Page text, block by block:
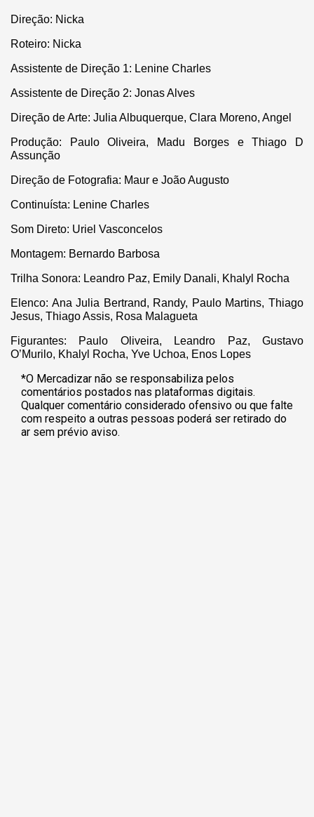
Direção: Nicka
Roteiro: Nicka
Assistente de Direção 1: Lenine Charles
Assistente de Direção 2: Jonas Alves
Direção de Arte: Julia Albuquerque, Clara Moreno, Angel
Produção: Paulo Oliveira, Madu Borges e Thiago D
Assunção
Direção de Fotografia: Maur e João Augusto
Continuísta: Lenine Charles
Som Direto: Uriel Vasconcelos
Montagem: Bernardo Barbosa
Trilha Sonora: Leandro Paz, Emily Danali, Khalyl Rocha
Elenco: Ana Julia Bertrand, Randy, Paulo Martins, Thiago
Jesus, Thiago Assis, Rosa Malagueta
Figurantes: Paulo Oliveira, Leandro Paz, Gustavo
O’Murilo, Khalyl Rocha, Yve Uchoa, Enos Lopes
*O Mercadizar não se responsabiliza pelos
comentários postados nas plataformas digitais.
Qualquer comentário considerado ofensivo ou que falte
com respeito a outras pessoas poderá ser retirado do
ar sem prévio aviso.